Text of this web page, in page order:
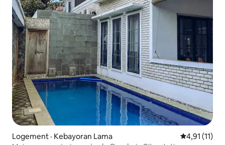
Logement · Kebayoran Lama Note
4,91 (11)